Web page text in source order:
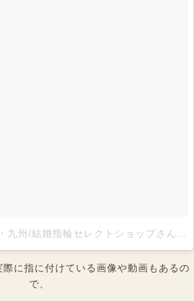
に指に付けている画像や動画もあるの
で、